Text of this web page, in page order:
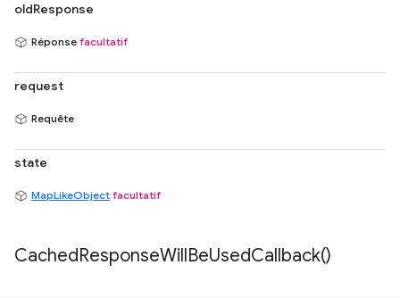
oldResponse
Réponse facultatif
request
Requête
state
MapLikeObject facultatif
CachedResponseWillBeUsedCallback()